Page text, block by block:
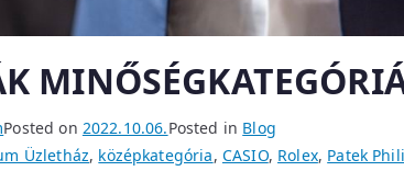
Posted on 2022.10.06.Posted in Blog
Üzletház, középkategória, CASIO, Rolex, Patek